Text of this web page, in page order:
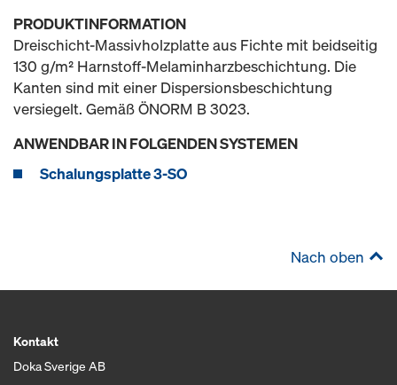
PRODUKTINFORMATION
Dreischicht-Massivholzplatte aus Fichte mit beidseitig
130 g/m² Harnstoff-Melaminharzbeschichtung. Die
Kanten sind mit einer Dispersionsbeschichtung
versiegelt. Gemäß ÖNORM B 3023.
ANWENDBAR IN FOLGENDEN SYSTEMEN
Schalungsplatte 3-SO
Nach oben
Kontakt
Doka Sverige AB